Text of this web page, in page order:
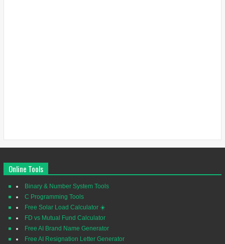
Online Tools
Binary & Number System Tools
C Programming Tools
Free Solar Load Calculator ☀️
FD vs Mutual Fund Calculator
Free AI Brand Name Generator
Free AI Resignation Letter Generator